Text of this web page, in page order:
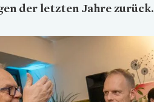
der letzten Jahre zurück.